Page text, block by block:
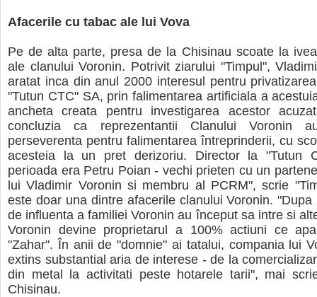
Afacerile cu tabac ale lui Vova
Pe de alta parte, presa de la Chisinau scoate la
ale clanului Voronin. Potrivit ziarului "Timpul",
aratat inca din anul 2000 interesul pentru
"Tutun CTC" SA, prin falimentarea artificiala a
ancheta creata pentru investigarea acestor
concluzia ca reprezentantii Clanului Voronin
perseverenta pentru falimentarea întreprinderii, cu
acesteia la un pret derizoriu. Director la "Tutun
perioada era Petru Poian - vechi prieten cu un
lui Vladimir Voronin si membru al PCRM", scrie
este doar una dintre afacerile clanului Voronin.
de influenta a familiei Voronin au început sa intre si
Voronin devine proprietarul a 100% actiuni ce
"Zahar". În anii de "domnie" ai tatalui, compania lui
extins substantial aria de interese - de la
din metal la activitati peste hotarele tarii", mai
Chisinau.